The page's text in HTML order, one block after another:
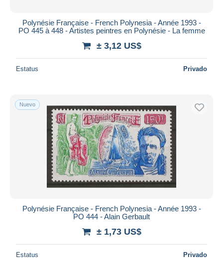
Polynésie Française - French Polynesia - Année 1993 -
PO 445 à 448 - Artistes peintres en Polynésie - La femme
± 3,12 US$
Estatus Privado
Nuevo
Polynésie Française - French Polynesia - Année 1993 -
PO 444 - Alain Gerbault
± 1,73 US$
Estatus Privado